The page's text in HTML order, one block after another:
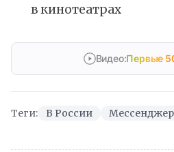
в кинотеатрах
Видео:Первые
Теги: В России